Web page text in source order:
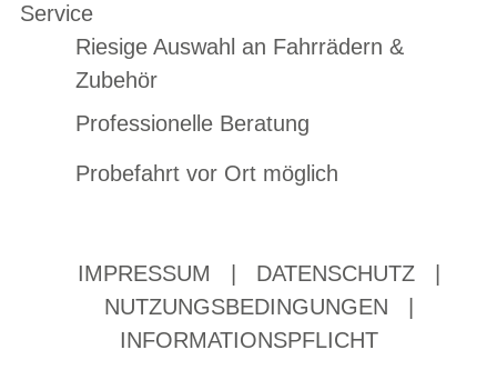
Service
Riesige Auswahl an Fahrrädern &
Zubehör
Professionelle Beratung
Probefahrt vor Ort möglich
IMPRESSUM DATENSCHUTZ
NUTZUNGSBEDINGUNGEN
INFORMATIONSPFLICHT